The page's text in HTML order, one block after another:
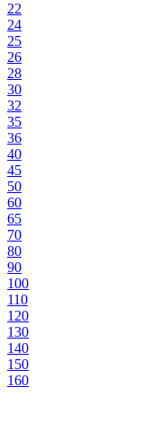
22
24
25
26
28
30
32
35
36
40
45
50
60
65
70
80
90
100
110
120
130
140
150
160